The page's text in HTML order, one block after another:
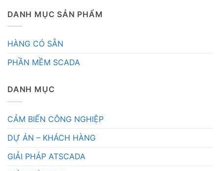
DANH MỤC SẢN PHẨM
HÀNG CÓ SẴN
PHẦN MỀM SCADA
DANH MỤC
CẢM BIẾN CÔNG NGHIỆP
DỰ ÁN – KHÁCH HÀNG
GIẢI PHÁP ATSCADA